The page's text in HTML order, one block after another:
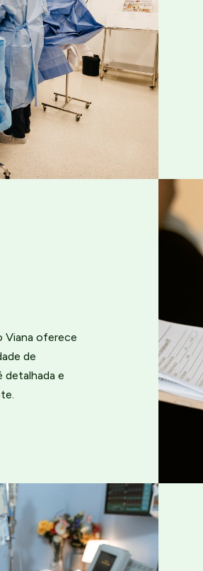
Viana oferece
de
detalhada e